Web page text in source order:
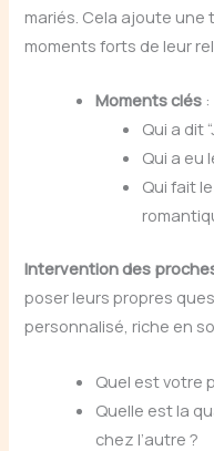
mariés. Cela ajoute une
moments forts de leur
Moments clés :
Qui a dit
Qui a eu
Qui fait
Intervention des
poser leurs propres
personnalisé, riche en
Quel est votre
Quelle est la
chez l’autre ?